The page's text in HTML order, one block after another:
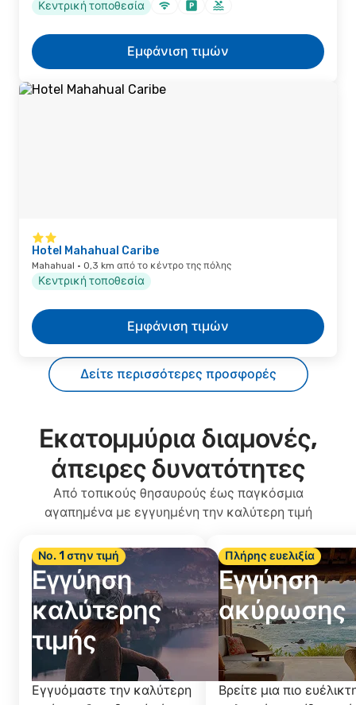
Κεντρική τοποθεσία
Εμφάνιση τιμών
Hotel Mahahual Caribe
Mahahual · 0,3 km από το κέντρο της πόλης
Κεντρική τοποθεσία
Εμφάνιση τιμών
Δείτε περισσότερες προσφορές
Εκατομμύρια διαμονές,
άπειρες δυνατότητες
Από τοπικούς θησαυρούς έως παγκόσμια
αγαπημένα με εγγυημένη την καλύτερη τιμή
Νο. 1 στην τιμή
Εγγύηση
καλύτερης
τιμής
Εγγυόμαστε την καλύτερη
Πλήρης ευελιξία
Εγγύηση
ακύρωσης
Βρείτε μια πιο